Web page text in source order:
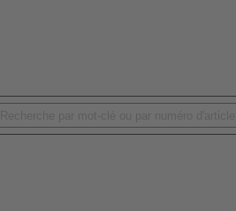
d'Equipements